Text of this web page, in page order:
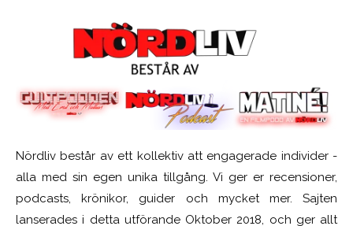
Nördliv består av ett kollektiv att engagerade individer -
alla med sin egen unika tillgång. Vi ger er recensioner,
podcasts, krönikor, guider och mycket mer. Sajten
lanserades i detta utförande Oktober 2018, och ger allt